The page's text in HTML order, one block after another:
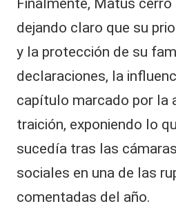
dejando claro que su
y la protección de su
declaraciones, la
capítulo marcado por la
traición, exponiendo lo
sucedía tras las
sociales en una de las
comentadas del año.